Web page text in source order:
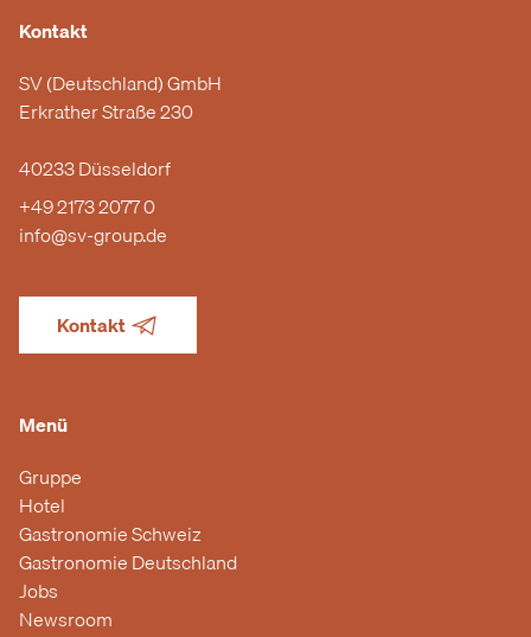
Kontakt
SV (Deutschland) GmbH
Erkrather Straße 230
40233 Düsseldorf
+49 2173 2077 0
info@sv-group.de
Kontakt
Menü
Gruppe
Hotel
Gastronomie Schweiz
Gastronomie Deutschland
Jobs
Newsroom